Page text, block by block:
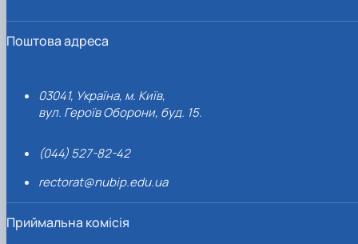
Поштова адреса
03041, Україна, м. Київ,
вул. Героїв Оборони, буд. 15.
(044) 527-82-42
rectorat@nubip.edu.ua
Приймальна комісія